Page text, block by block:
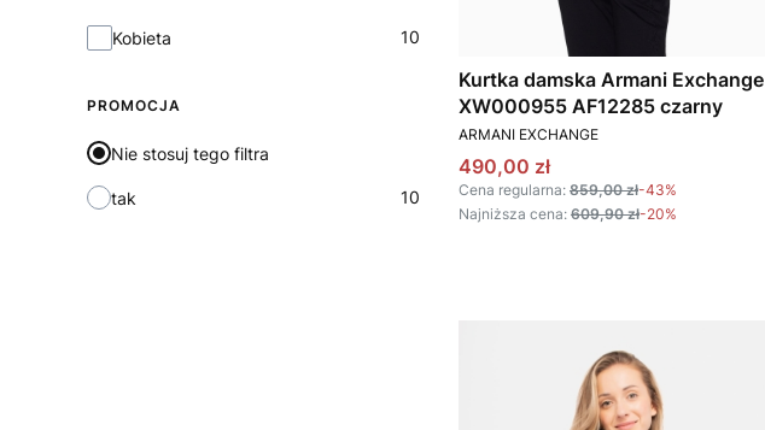
PłećKobieta 10
PROMOCJA
Nie stosuj tego filtra
tak 10
Kurtka damska Armani Exchange
XW000955 AF12285 czarny
PRODUCENT
ARMANI EXCHANGE
Cena promocyjna
490,00 zł
Cena regularna: 859,00 zł-43%
Najniższa cena: 609,90 zł-20%